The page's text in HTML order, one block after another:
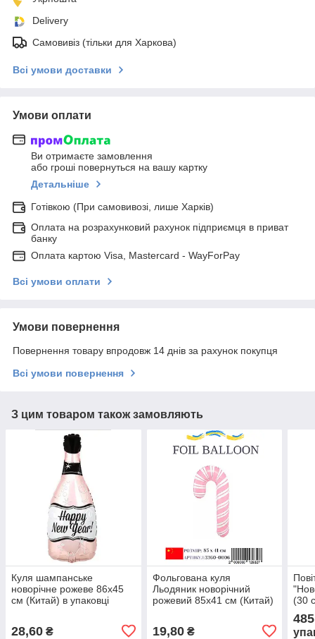
Delivery
Самовивіз (тільки для Харкова)
Всі умови доставки
Умови оплати
Ви отримаєте замовлення
або гроші повернуться на вашу картку
Детальніше
Готівкою (При самовивозі, лише Харків)
Оплата на розрахунковий рахунок підприємця в приват
банку
Оплата картою Visa, Mastercard - WayForPay
Всі умови оплати
Умови повернення
Повернення товару впродовж 14 днів за рахунок покупця
Всі умови повернення
З цим товаром також замовляють
Куля шампанське
новорічне рожеве 86х45
см (Китай) в упаковці
28,60 ₴
Фольгована куля
Льодяник новорічний
рожевий 85х41 см (Китай)
19,80₴
(30